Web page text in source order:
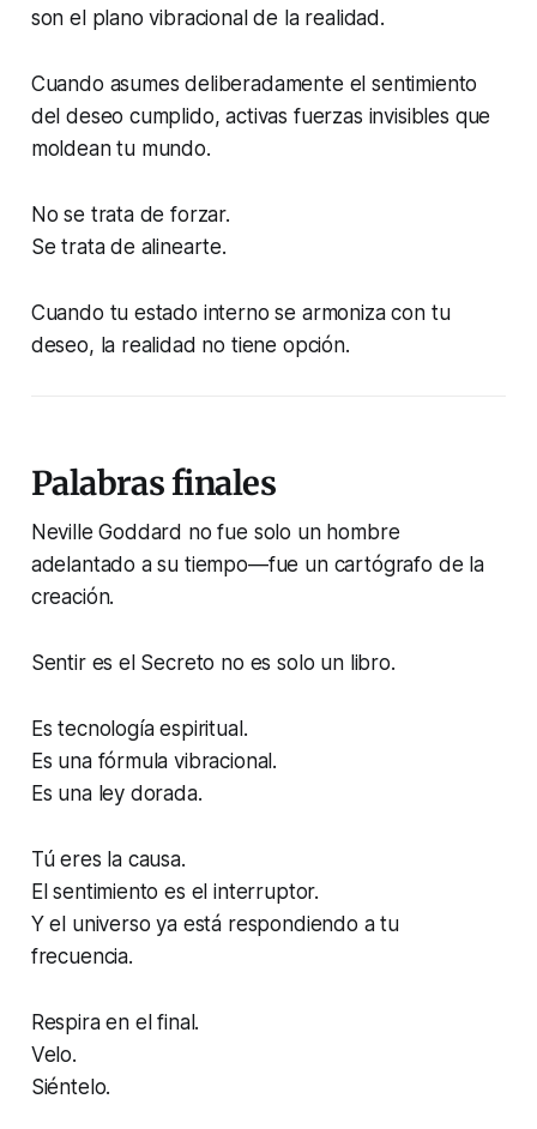
son el plano vibracional de la realidad.
Cuando asumes deliberadamente el sentimiento
del deseo cumplido, activas fuerzas invisibles que
moldean tu mundo.
No se trata de forzar.
Se trata de alinearte.
Cuando tu estado interno se armoniza con tu
deseo, la realidad no tiene opción.
Palabras finales
Neville Goddard no fue solo un hombre
adelantado a su tiempo—fue un cartógrafo de la
creación.
Sentir es el Secreto no es solo un libro.
Es tecnología espiritual.
Es una fórmula vibracional.
Es una ley dorada.
Tú eres la causa.
El sentimiento es el interruptor.
Y el universo ya está respondiendo a tu
frecuencia.
Respira en el final.
Velo.
Siéntelo.